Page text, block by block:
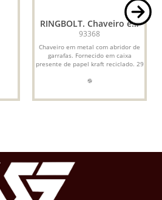
RINGBOLT. Chaveiro em
metal com abridor de
garrafas
93368
Chaveiro em metal com abridor de
garrafas. Fornecido em caixa
presente de papel kraft reciclado. 29